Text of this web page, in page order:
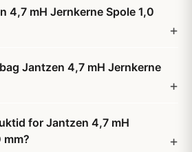
4,7 mH Jernkerne Spole 1,0
Jantzen 4,7 mH Jernkerne
for Jantzen 4,7 mH
mm?